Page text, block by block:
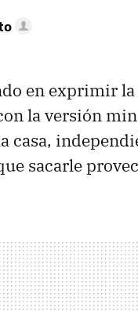
en exprimir
la versión
casa,
sacarle